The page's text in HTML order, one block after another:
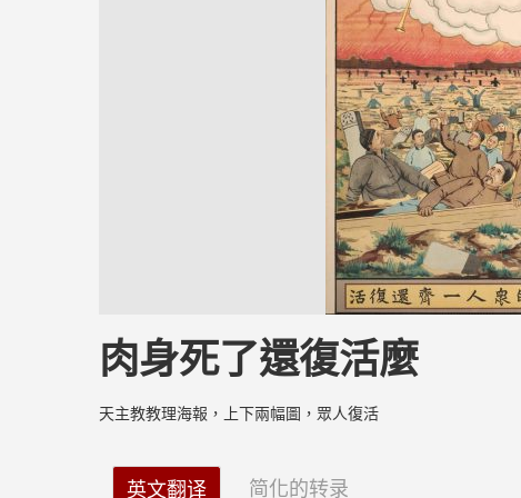
肉身死了還復活麼
天主教教理海報，上下兩幅圖，眾人復活
英文翻译 简化的转录